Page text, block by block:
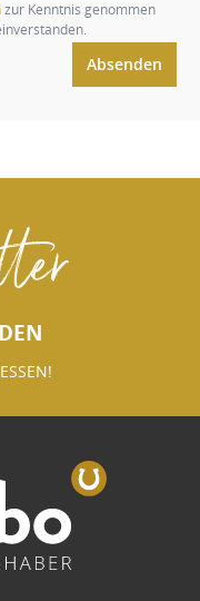
zur Kenntnis genommen
Absenden